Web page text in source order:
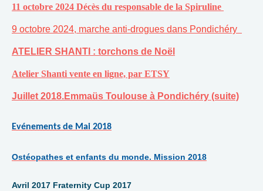
11 octobre 2024 Décès du responsable de la Spiruline
9 octobre 2024, marche anti-drogues dans Pondichéry
ATELIER SHANTI : torchons de Noël
Atelier Shanti vente en ligne, par ETSY
Juillet 2018.Emmaüs Toulouse à Pondichéry (suite)
Evénements de Mai 2018
Ostéopathes et enfants du monde. Mission 2018
Avril 2017 Fraternity Cup 2017